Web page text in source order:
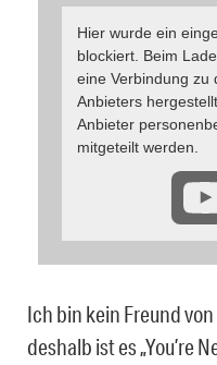
Hier wurde ein
blockiert. Beim
eine Verbindung zu
Anbieters
Anbieter
mitgeteilt werden.
Ich bin kein Freund
deshalb ist es „You’re